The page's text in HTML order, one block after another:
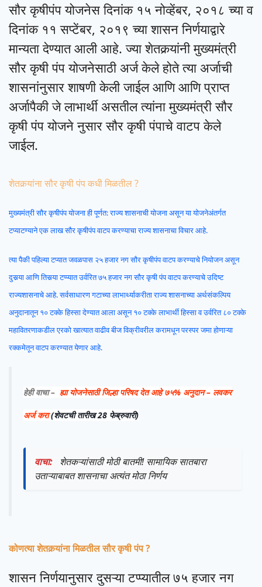
सौर कृषीपंप योजनेस दिनांक १५ नोव्हेंबर, २०१८ च्या व
दिनांक ११ सप्टेंबर, २०१९ च्या शासन निर्णयाद्वारे
मान्यता देण्यात आली आहे. ज्या शेतकर्‍यांनी मुख्यमंत्री
सौर कृषी पंप योजनेसाठी अर्ज केले होते त्या अर्जाची
शासनांनुसार शाषणी केली जाईल आणि आणि प्राप्त
अर्जापैकी जे लाभार्थी असतील त्यांना मुख्यमंत्री सौर
कृषी पंप योजने नुसार सौर कृषी पंपाचे वाटप केले
जाईल.
शेतकर्‍यांना सौर कृषी पंप कधी मिळतील ?
मुख्यमंत्री सौर कृषीपंप योजना ही पूर्णत: राज्य शासनाची योजना असून या योजनेअंतर्गत
टप्याटण्याने एक लाख सौर कृषीपंप वाटप करण्याचा राज्य शासनाचा विचार आहे.
त्या पैकी पहिल्या टप्यात जवळपास २५ हजार नग सौर कृषीपंप वाटप करण्याचे नियोजन असून
दुसर्‍या आणि तिसर्‍या टप्प्यात उर्वरित ७५ हजार नग सौर कृषी पंप वाटप करण्याचे उदिष्ट
राज्यशासनाचे आहे. सर्वसाधारण गटाच्या लाभार्थ्याकरीता राज्य शासनाच्या अर्थसंकल्पिय
अनुदानातून १० टक्के हिस्सा देण्यात आला असून १० टक्के लाभार्थी हिस्सा व उर्वरित ८० टक्के
महावितरणाकडील एरको खात्यात वाढीव बीज विक्रीवरील करामधून परस्पर जमा होणाऱ्या
रक्कमेतून वाटप करण्यात येणार आहे.
हेही वाचा – ह्या योजनेसाठी जिल्हा परिषद देत आहे ७५% अनुदान – लवकर
अर्ज करा(शेवटची तारीख 28 फेब्रुवारी)
वाचा: शेतकऱ्यांसाठी मोठी बातमी! सामायिक सातबारा
उताऱ्याबाबत शासनाचा अत्यंत मोठा निर्णय
कोणत्या शेतकर्‍यांना मिळतील सौर कृषी पंप ?
शासन निर्णयानुसार दुसऱ्या टप्प्यातील ७५ हजार नग